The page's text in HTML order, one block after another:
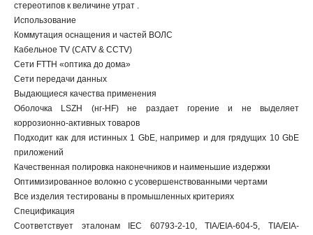
стереотипов к величине утрат .
Использование
Коммутация оснащения и частей ВОЛС
Кабельное TV (CATV & CCTV)
Сети FTTH «оптика до дома»
Сети передачи данных
Выдающиеся качества применения
Оболочка LSZH (нг-HF) не раздает горение и не выделяет
коррозионно-активных товаров
Подходит как для истинных 1 GbE, например и для грядущих 10 GbE
приложений
Качественная полировка наконечников и наименьшие издержки
Оптимизированное волокно с усовершенствованными чертами
Все изделия тестированы в промышленных критериях
Спецификация
Соответствует эталонам IEC 60793-2-10, TIA/EIA-604-5, TIA/EIA-